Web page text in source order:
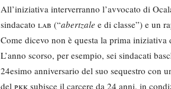
All’iniziativa interverranno l’avvocato di
sindacato lab (“abertzale e di classe”) e un
Come dicevo non è questa la prima iniziativa
L’anno scorso, per esempio, sei sindacati
24esimo anniversario del suo sequestro con
del pkk subisce il carcere da 24 anni, in